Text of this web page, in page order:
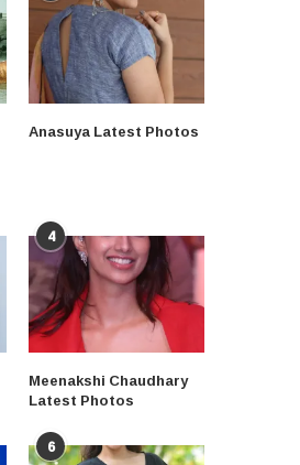
Anasuya Latest Photos
4
Meenakshi Chaudhary
Latest Photos
6